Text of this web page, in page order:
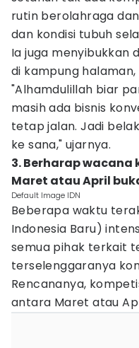
rutin berolahraga
dan kondisi tubuh
Ia juga menyibukkan
di kampung
"Alhamdulillah biar
masih ada bisnis
tetap jalan. Jadi
ke sana," ujarnya.
3. Berharap wacana
Maret atau April
Default Image IDN
Beberapa waktu
Indonesia Baru)
semua pihak terkait
terselenggaranya
Rencananya,
antara Maret atau